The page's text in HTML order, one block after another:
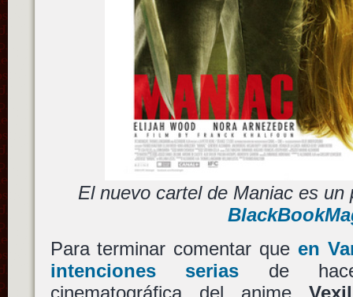
El nuevo cartel de Maniac es un
Para terminar comentar que en
intenciones serias de
cinematográfica del anime